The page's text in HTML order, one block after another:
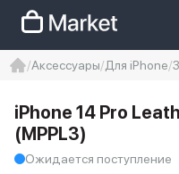
Iphone 14 pro max
Аксессуары Для iPhone
iPhone 14 Pro
(MPPL3)
Ожидается поступление